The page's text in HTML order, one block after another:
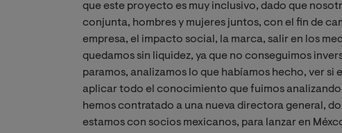
que este proyecto es muy inclusivo, dado que
conjunta, hombres y mujeres juntos, con el fin de
empresa, el impacto social, la marca, salir en los
quedamos sin liquidez, ya que no conseguimos
paramos, analizamos lo que habíamos hecho, ver
aplicar todo el conocimiento que fuimos
hemos contratado a una nueva directora general,
estamos con socios mexicanos, para lanzar en